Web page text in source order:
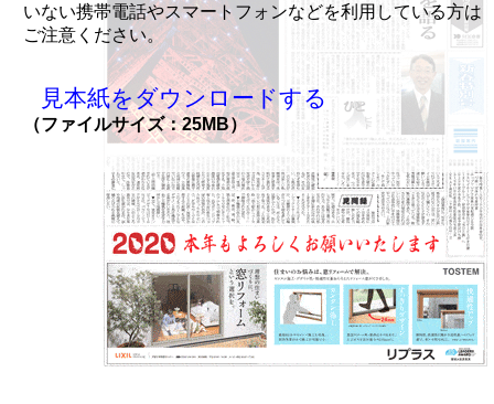
いない携帯電話やスマートフォンなどを利用している方は
ご注意ください。
見本紙をダウンロードする
（ファイルサイズ：25MB）